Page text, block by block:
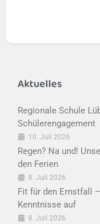
Aktuelles
Regionale Schule
Schülerengagement
10. Juli 2026
Regen? Na und!
den Ferien
8. Juli 2026
Fit für den Ernstfall
Kenntnisse auf
8. Juli 2026